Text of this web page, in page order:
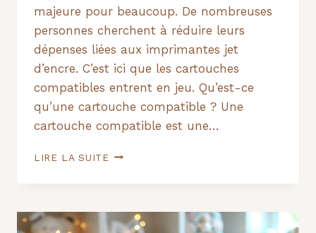
majeure pour beaucoup. De nombreuses
personnes cherchent à réduire leurs
dépenses liées aux imprimantes jet
d’encre. C’est ici que les cartouches
compatibles entrent en jeu. Qu’est-ce
qu’une cartouche compatible ? Une
cartouche compatible est une…
LIRE LA SUITELE
QUI
COÛTENT